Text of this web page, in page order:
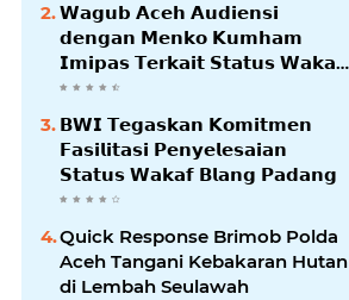
𝗪𝗮𝗴𝘂𝗯 𝗔𝗰𝗲𝗵 𝗔𝘂𝗱𝗶𝗲𝗻𝘀𝗶
𝗱𝗲𝗻𝗴𝗮𝗻 𝗠𝗲𝗻𝗸𝗼 𝗞𝘂𝗺𝗵𝗮𝗺
𝗜𝗺𝗶𝗽𝗮𝘀 𝗧𝗲𝗿𝗸𝗮𝗶𝘁 𝗦𝘁𝗮𝘁𝘂𝘀 𝗪𝗮𝗸𝗮𝗳
𝗕𝗹𝗮𝗻𝗴𝗽𝗮𝗱𝗮𝗻𝗴
𝗕𝗪𝗜 𝗧𝗲𝗴𝗮𝘀𝗸𝗮𝗻 𝗞𝗼𝗺𝗶𝘁𝗺𝗲𝗻
𝗙𝗮𝘀𝗶𝗹𝗶𝘁𝗮𝘀𝗶 𝗣𝗲𝗻𝘆𝗲𝗹𝗲𝘀𝗮𝗶𝗮𝗻
𝗦𝘁𝗮𝘁𝘂𝘀 𝗪𝗮𝗸𝗮𝗳 𝗕𝗹𝗮𝗻𝗴 𝗣𝗮𝗱𝗮𝗻𝗴
Quick Response Brimob Polda
Aceh Tangani Kebakaran Hutan
di Lembah Seulawah